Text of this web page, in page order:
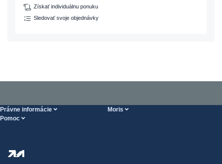
Získať individuálnu ponuku
Sledovať svoje objednávky
Právne informácie Moris
Pomoc
Doprava